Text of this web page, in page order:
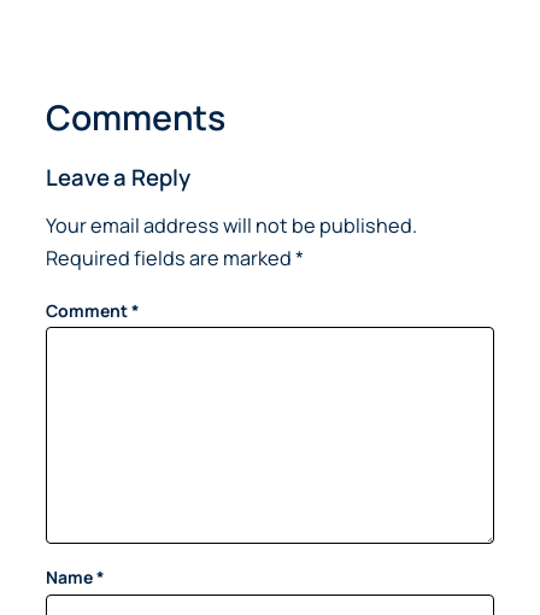
Comments
Leave a Reply
Your email address will not be published.
Required fields are marked*
Comment*
Name*